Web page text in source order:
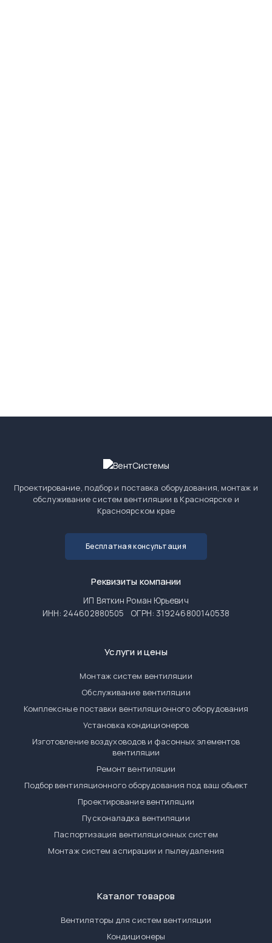
Проектирование, подбор и поставка оборудования, монтаж и
обслуживание систем вентиляции в Красноярске и
Красноярском крае
Бесплатная консультация
Реквизиты компании
ИП Вяткин Роман Юрьевич
ИНН: 244602880505
ОГРН: 319246800140538
Услуги и цены
Монтаж систем вентиляции
Обслуживание вентиляции
Комплексные поставки вентиляционного оборудования
Установка кондиционеров
Изготовление воздуховодов и фасонных элементов
вентиляции
Ремонт вентиляции
Подбор вентиляционного оборудования под ваш объект
Проектирование вентиляции
Пусконаладка вентиляции
Паспортизация вентиляционных систем
Монтаж систем аспирации и пылеудаления
Каталог товаров
Вентиляторы для систем вентиляции
Кондиционеры